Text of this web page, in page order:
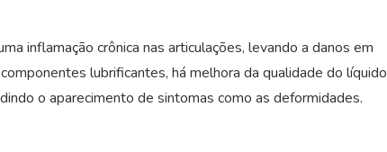
inflamação crônica nas articulações, levando a danos em
lubrificantes, há melhora da qualidade do líquido
o aparecimento de sintomas como as deformidades.